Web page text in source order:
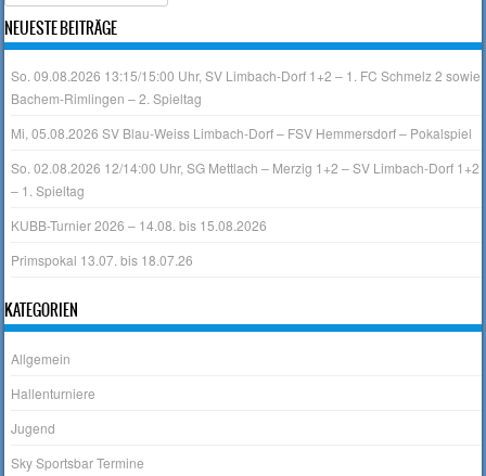
NEUESTE BEITRÄGE
So. 09.08.2026 13:15/15:00 Uhr, SV Limbach-Dorf 1+2 – 1. FC Schmelz 2 sowie
Bachem-Rimlingen – 2. Spieltag
Mi, 05.08.2026 SV Blau-Weiss Limbach-Dorf – FSV Hemmersdorf – Pokalspiel
So. 02.08.2026 12/14:00 Uhr, SG Mettlach – Merzig 1+2 – SV Limbach-Dorf 1+2
– 1. Spieltag
KUBB-Turnier 2026 – 14.08. bis 15.08.2026
Primspokal 13.07. bis 18.07.26
KATEGORIEN
Allgemein
Hallenturniere
Jugend
Sky Sportsbar Termine